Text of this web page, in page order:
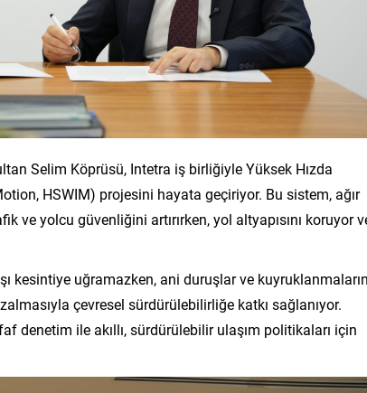
Selim Köprüsü, Intetra iş birliğiyle Yüksek Hızda
HSWIM) projesini hayata geçiriyor. Bu sistem, ağır
ve yolcu güvenliğini artırırken, yol altyapısını koruyor
kesintiye uğramazken, ani duruşlar ve
çevresel sürdürülebilirliğe katkı sağlanıyor.
denetim ile akıllı, sürdürülebilir ulaşım politikaları için